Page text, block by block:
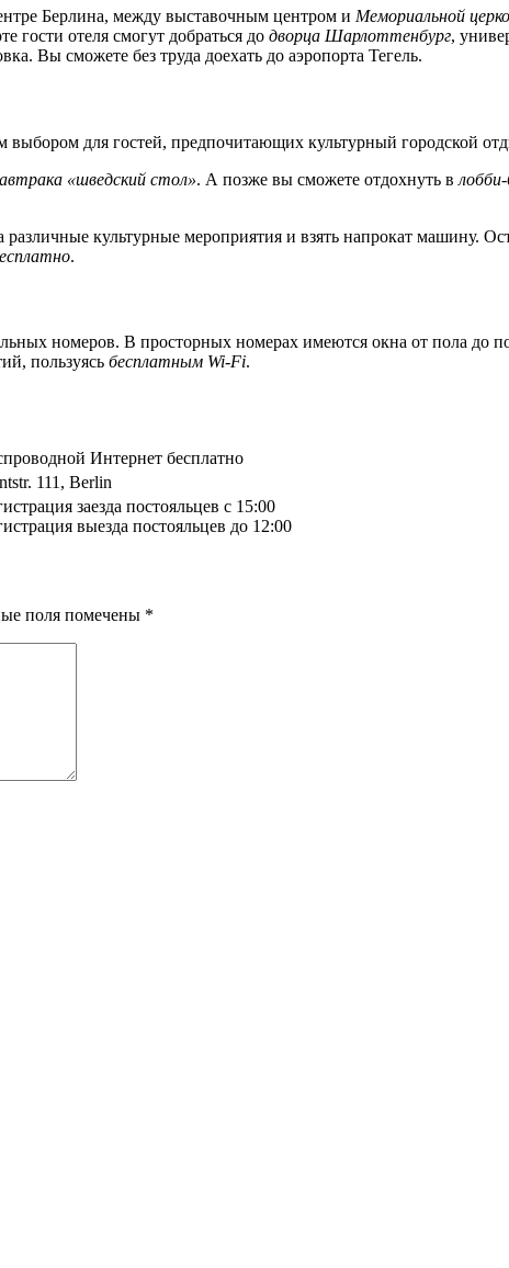
Берлина, между выставочным центром и Мемориальной
гости отеля смогут добраться до дворца Шарлоттенбург,
Вы сможете без труда доехать до аэропорта Тегель.
выбором для гостей, предпочитающих культурный городской
«шведский стол». А позже вы сможете отдохнуть в
культурные мероприятия и взять напрокат машину.
.
номеров. В просторных номерах имеются окна от пола до
пользуясь бесплатным Wi-Fi.
Интернет бесплатно
111, Berlin
заезда постояльцев с 15:00
выезда постояльцев до 12:00
поля помечены *